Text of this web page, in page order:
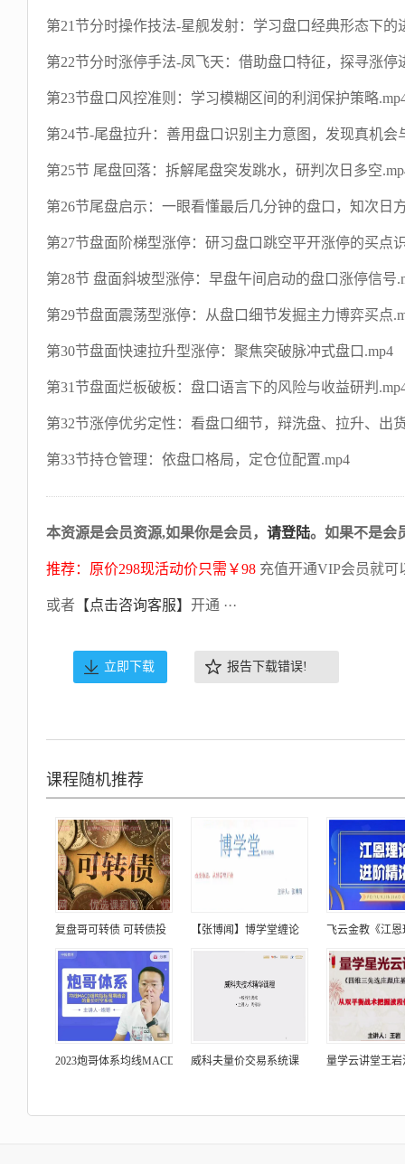
第21节分时操作技法-星舰发射：学习盘口经典形态下的
第22节分时涨停手法-凤飞天：借助盘口特征，探寻涨停
第23节盘口风控准则：学习模糊区间的利润保护策略
第24节-尾盘拉升：善用盘口识别主力意图，发现真机会
第25节 尾盘回落：拆解尾盘突发跳水，研判次日多空
第26节尾盘启示：一眼看懂最后几分钟的盘口，知次日
第27节盘面阶梯型涨停：研习盘口跳空平开涨停的买点
第28节 盘面斜坡型涨停：早盘午间启动的盘口涨停信号
第29节盘面震荡型涨停：从盘口细节发掘主力博弈买点
第30节盘面快速拉升型涨停：聚焦突破脉冲式盘口.mp4
第31节盘面烂板破板：盘口语言下的风险与收益研判
第32节涨停优劣定性：看盘口细节，辩洗盘、拉升、出
第33节持仓管理：依盘口格局，定仓位配置.mp4
本资源是会员资源,如果你是会员， 请登陆。如果不是会
推荐：原价298现活动价只需￥98 充值开通VIP会员就可
或者 【点击咨询客服】 开通 ···
立即下载 报告下载错误!
课程随机推荐
复盘哥可转债 可转债投 【张博闻】博学堂缠论 飞云金教《江
2023炮哥体系均线MACD 威科夫量价交易系统课 量学云讲堂王岩